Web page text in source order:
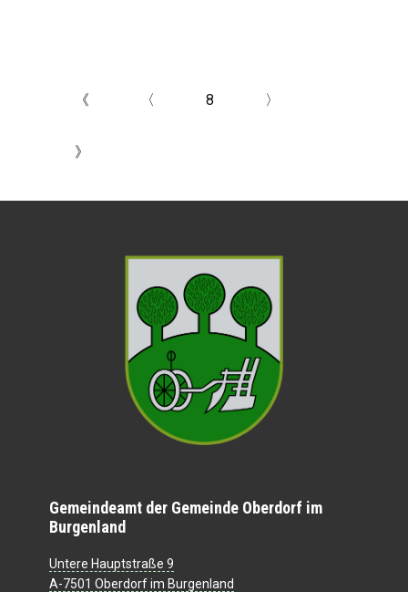
《 〈 8 〉
》
Gemeindeamt der Gemeinde Oberdorf im
Burgenland
Untere Hauptstraße 9
A-7501 Oberdorf im Burgenland